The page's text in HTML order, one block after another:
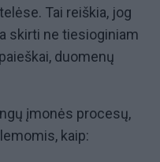
Tai reiškia, jog
skirti ne tiesioginiam
duomenų
įmonės procesų,
kaip: